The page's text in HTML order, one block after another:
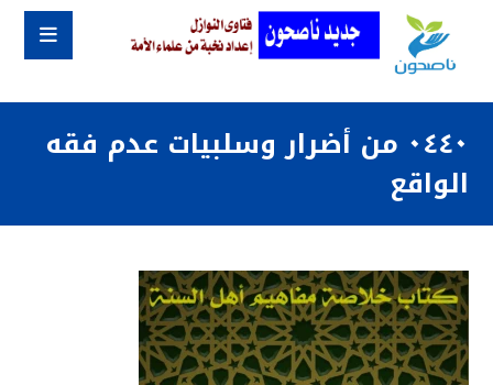
٠٤٤٠ من أضرار وسلبيات عدم فقه
الواقع